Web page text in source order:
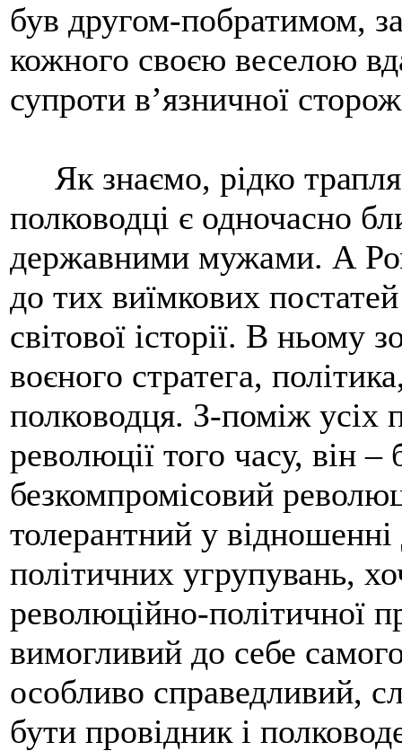
був другом-побратимом,
кожного своєю веселою
супроти в’язничної
Як знаємо, рідко
полководці є одночасно
державними мужами. А
до тих виїмкових
світової історії. В ньому
воєного стратега,
полководця. З-поміж усіх
революції того часу, він
безкомпромісовий
толерантний у
політичних угрупувань,
революційно-політичної
вимогливий до себе
особливо справедливий,
бути провідник і